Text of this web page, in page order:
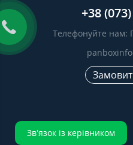
+38
Зв’язок із керівником